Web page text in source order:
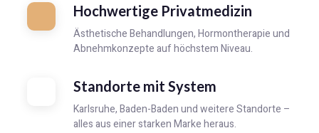
Hochwertige Privatmedizin
Ästhetische Behandlungen, Hormontherapie und
Abnehmkonzepte auf höchstem Niveau.
Standorte mit System
Karlsruhe, Baden-Baden und weitere Standorte –
alles aus einer starken Marke heraus.